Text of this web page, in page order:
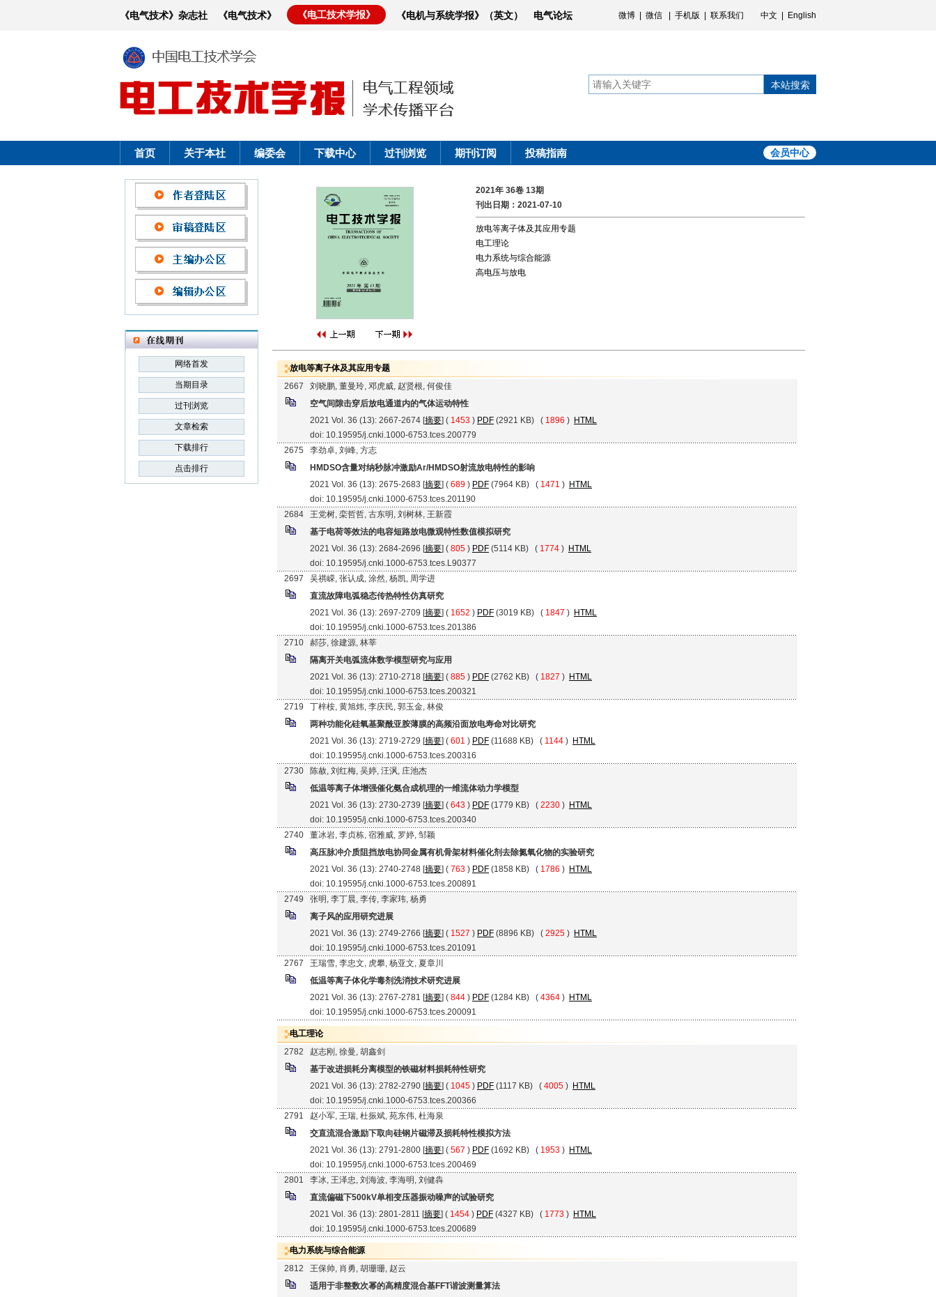
《电气技术》杂志社 《电气技术》 《电工技术学报》 《电机与系统学报》（英文） 电气论坛 微博 微信 手机版 联系我们 中文 English
本站搜索
首页 关于本社 编委会 下载中心 过刊浏览 期刊订阅 投稿指南 会员中心
网络首发
当期目录
过刊浏览
文章检索
下载排行
点击排行
2021年 36卷 13期
刊出日期：2021-07-10
放电等离子体及其应用专题
电工理论
电力系统与综合能源
高电压与放电
放电等离子体及其应用专题
2667
刘晓鹏, 董曼玲, 邓虎威, 赵贤根, 何俊佳
空气间隙击穿后放电通道内的气体运动特性
2021 Vol. 36 (13): 2667-2674 [摘要] ( 1453 ) PDF (2921 KB) ( 1896 ) HTML
doi: 10.19595/j.cnki.1000-6753.tces.200779
2675
李劲卓, 刘峰, 方志
HMDSO含量对纳秒脉冲激励Ar/HMDSO射流放电特性的影响
2021 Vol. 36 (13): 2675-2683 [摘要] ( 689 ) PDF (7964 KB) ( 1471 ) HTML
doi: 10.19595/j.cnki.1000-6753.tces.201190
2684
王党树, 栾哲哲, 古东明, 刘树林, 王新霞
基于电荷等效法的电容短路放电微观特性数值模拟研究
2021 Vol. 36 (13): 2684-2696 [摘要] ( 805 ) PDF (5114 KB) ( 1774 ) HTML
doi: 10.19595/j.cnki.1000-6753.tces.L90377
2697
吴祺嵘, 张认成, 涂然, 杨凯, 周学进
直流故障电弧稳态传热特性仿真研究
2021 Vol. 36 (13): 2697-2709 [摘要] ( 1652 ) PDF (3019 KB) ( 1847 ) HTML
doi: 10.19595/j.cnki.1000-6753.tces.201386
2710
郝莎, 徐建源, 林莘
隔离开关电弧流体数学模型研究与应用
2021 Vol. 36 (13): 2710-2718 [摘要] ( 885 ) PDF (2762 KB) ( 1827 ) HTML
doi: 10.19595/j.cnki.1000-6753.tces.200321
2719
丁梓桉, 黄旭炜, 李庆民, 郭玉金, 林俊
两种功能化硅氧基聚酰亚胺薄膜的高频沿面放电寿命对比研究
2021 Vol. 36 (13): 2719-2729 [摘要] ( 601 ) PDF (11688 KB) ( 1144 ) HTML
doi: 10.19595/j.cnki.1000-6753.tces.200316
2730
陈赦, 刘红梅, 吴婷, 汪沨, 庄池杰
低温等离子体增强催化氨合成机理的一维流体动力学模型
2021 Vol. 36 (13): 2730-2739 [摘要] ( 643 ) PDF (1779 KB) ( 2230 ) HTML
doi: 10.19595/j.cnki.1000-6753.tces.200340
2740
董冰岩, 李贞栋, 宿雅威, 罗婷, 邹颖
高压脉冲介质阻挡放电协同金属有机骨架材料催化剂去除氮氧化物的实验研究
2021 Vol. 36 (13): 2740-2748 [摘要] ( 763 ) PDF (1858 KB) ( 1786 ) HTML
doi: 10.19595/j.cnki.1000-6753.tces.200891
2749
张明, 李丁晨, 李传, 李家玮, 杨勇
离子风的应用研究进展
2021 Vol. 36 (13): 2749-2766 [摘要] ( 1527 ) PDF (8896 KB) ( 2925 ) HTML
doi: 10.19595/j.cnki.1000-6753.tces.201091
2767
王瑞雪, 李忠文, 虎攀, 杨亚文, 夏章川
低温等离子体化学毒剂洗消技术研究进展
2021 Vol. 36 (13): 2767-2781 [摘要] ( 844 ) PDF (1284 KB) ( 4364 ) HTML
doi: 10.19595/j.cnki.1000-6753.tces.200091
电工理论
2782
赵志刚, 徐曼, 胡鑫剑
基于改进损耗分离模型的铁磁材料损耗特性研究
2021 Vol. 36 (13): 2782-2790 [摘要] ( 1045 ) PDF (1117 KB) ( 4005 ) HTML
doi: 10.19595/j.cnki.1000-6753.tces.200366
2791
赵小军, 王瑞, 杜振斌, 苑东伟, 杜海泉
交直流混合激励下取向硅钢片磁滞及损耗特性模拟方法
2021 Vol. 36 (13): 2791-2800 [摘要] ( 567 ) PDF (1692 KB) ( 1953 ) HTML
doi: 10.19595/j.cnki.1000-6753.tces.200469
2801
李冰, 王泽忠, 刘海波, 李海明, 刘健犇
直流偏磁下500kV单相变压器振动噪声的试验研究
2021 Vol. 36 (13): 2801-2811 [摘要] ( 1454 ) PDF (4327 KB) ( 1773 ) HTML
doi: 10.19595/j.cnki.1000-6753.tces.200689
电力系统与综合能源
2812
王保帅, 肖勇, 胡珊珊, 赵云
适用于非整数次幂的高精度混合基FFT谐波测量算法